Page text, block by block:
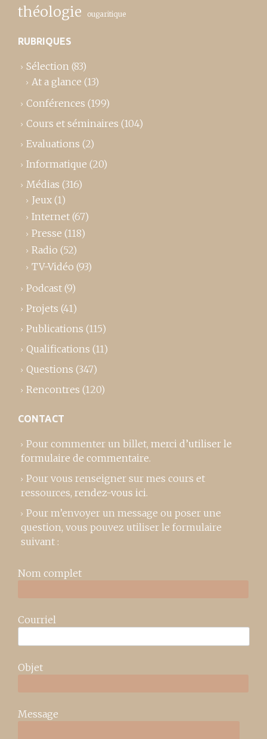
théologie ougaritique
RUBRIQUES
Sélection (83)
At a glance (13)
Conférences (199)
Cours et séminaires (104)
Evaluations (2)
Informatique (20)
Médias (316)
Jeux (1)
Internet (67)
Presse (118)
Radio (52)
TV-Vidéo (93)
Podcast (9)
Projets (41)
Publications (115)
Qualifications (11)
Questions (347)
Rencontres (120)
CONTACT
Pour commenter un billet, merci d’utiliser le
formulaire de commentaire.
Pour vous renseigner sur mes cours et
ressources, rendez-vous ici.
Pour m’envoyer un message ou poser une
question, vous pouvez utiliser le formulaire
suivant :
Nom complet
Courriel
Objet
Message